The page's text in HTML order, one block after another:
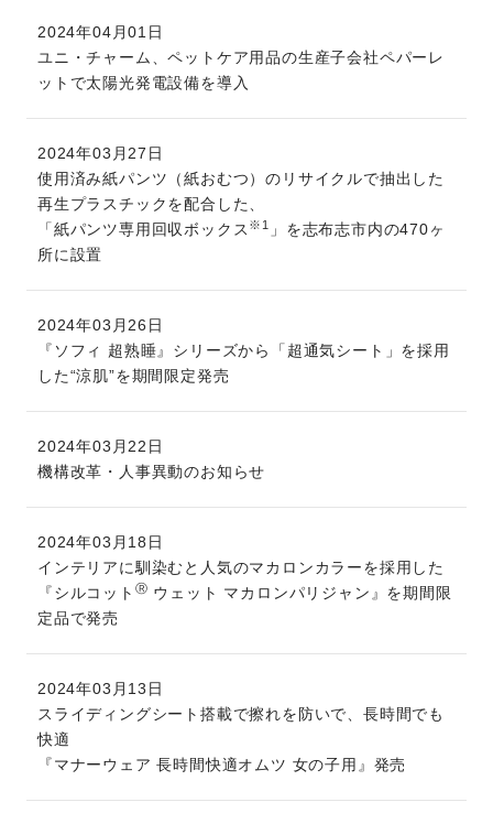
2024年04月01日
ユニ・チャーム、ペットケア用品の生産子会社ペパーレ
ットで太陽光発電設備を導入
2024年03月27日
使用済み紙パンツ（紙おむつ）のリサイクルで抽出した
再生プラスチックを配合した、
「紙パンツ専用回収ボックス ※1
」を志布志市内の470ヶ
所に設置
2024年03月26日
『ソフィ 超熟睡』シリーズから「超通気シート」を採用
した“涼肌”を期間限定発売
2024年03月22日
機構改革・人事異動のお知らせ
2024年03月18日
インテリアに馴染むと人気のマカロンカラーを採用した
『シルコット Ⓡ ウェット マカロンパリジャン』を期間限
定品で発売
2024年03月13日
スライディングシート搭載で擦れを防いで、長時間でも
快適
『マナーウェア 長時間快適オムツ 女の子用』発売